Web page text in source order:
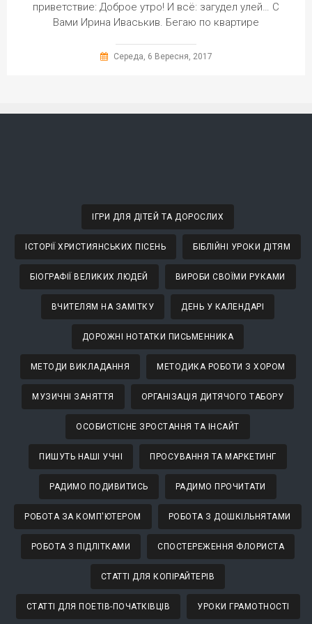
приветствие: Доброе утро! И всё: загудел улей… С
Вами Ирина Иваськив. Бегаю по квартире
Середа, 6 Вересня, 2017
ІГРИ ДЛЯ ДІТЕЙ ТА ДОРОСЛИХ
ІСТОРІЇ ХРИСТИЯНСЬКИХ ПІСЕНЬ БІБЛІЙНІ УРОКИ ДІТЯМ
БІОГРАФІЇ ВЕЛИКИХ ЛЮДЕЙ ВИРОБИ СВОЇМИ РУКАМИ
ВЧИТЕЛЯМ НА ЗАМІТКУ ДЕНЬ У КАЛЕНДАРІ
ДОРОЖНІ НОТАТКИ ПИСЬМЕННИКА
МЕТОДИ ВИКЛАДАННЯ МЕТОДИКА РОБОТИ З ХОРОМ
МУЗИЧНІ ЗАНЯТТЯ ОРГАНІЗАЦІЯ ДИТЯЧОГО ТАБОРУ
ОСОБИСТІСНЕ ЗРОСТАННЯ ТА ІНСАЙТ
ПИШУТЬ НАШІ УЧНІ ПРОСУВАННЯ ТА МАРКЕТИНГ
РАДИМО ПОДИВИТИСЬ РАДИМО ПРОЧИТАТИ
РОБОТА ЗА КОМП'ЮТЕРОМ РОБОТА З ДОШКІЛЬНЯТАМИ
РОБОТА З ПІДЛІТКАМИ СПОСТЕРЕЖЕННЯ ФЛОРИСТА
СТАТТІ ДЛЯ КОПІРАЙТЕРІВ
СТАТТІ ДЛЯ ПОЕТІВ-ПОЧАТКІВЦІВ УРОКИ ГРАМОТНОСТІ